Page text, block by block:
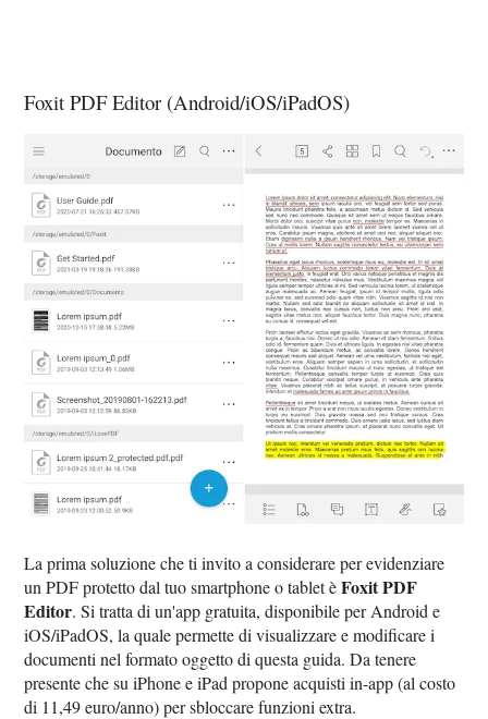
Foxit PDF Editor (Android/iOS/iPadOS)
La prima soluzione che ti invito a considerare per evidenziare
un PDF protetto dal tuo smartphone o tablet èFoxit PDF
Editor. Si tratta di un'app gratuita, disponibile per Android e
iOS/iPadOS, la quale permette di visualizzare e modificare i
documenti nel formato oggetto di questa guida. Da tenere
presente che su iPhone e iPad propone acquisti in-app (al costo
di 11,49 euro/anno) per sbloccare funzioni extra.